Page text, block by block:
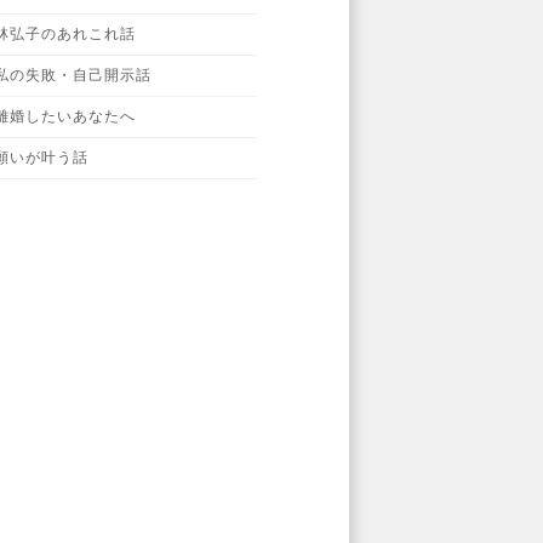
弘子のあれこれ話
の失敗・自己開示話
婚したいあなたへ
いが叶う話